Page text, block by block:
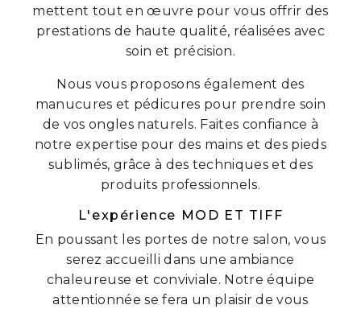
mettent tout en œuvre pour vous offrir des
prestations de haute qualité, réalisées avec
soin et précision.
Nous vous proposons également des
manucures et pédicures pour prendre soin
de vos ongles naturels. Faites confiance à
notre expertise pour des mains et des pieds
sublimés, grâce à des techniques et des
produits professionnels.
L'expérience MOD ET TIFF
En poussant les portes de notre salon, vous
serez accueilli dans une ambiance
chaleureuse et conviviale. Notre équipe
attentionnée se fera un plaisir de vous